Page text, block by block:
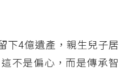
下4億遺產，親生兒子居
不是偏心，而是傳承智